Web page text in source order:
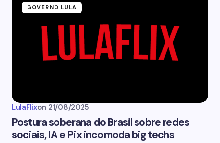
GOVERNO LULA
LulaFlixon 21/08/2025
Postura soberana do Brasil sobre redes
sociais, IA e Pix incomoda big techs